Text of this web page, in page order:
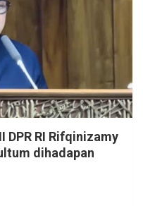
DPR RI Rifqinizamy
dihadapan